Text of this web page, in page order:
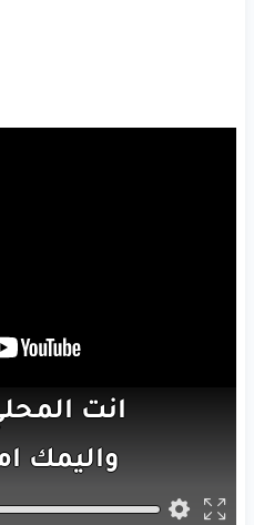
انت
واليمك
وبيك